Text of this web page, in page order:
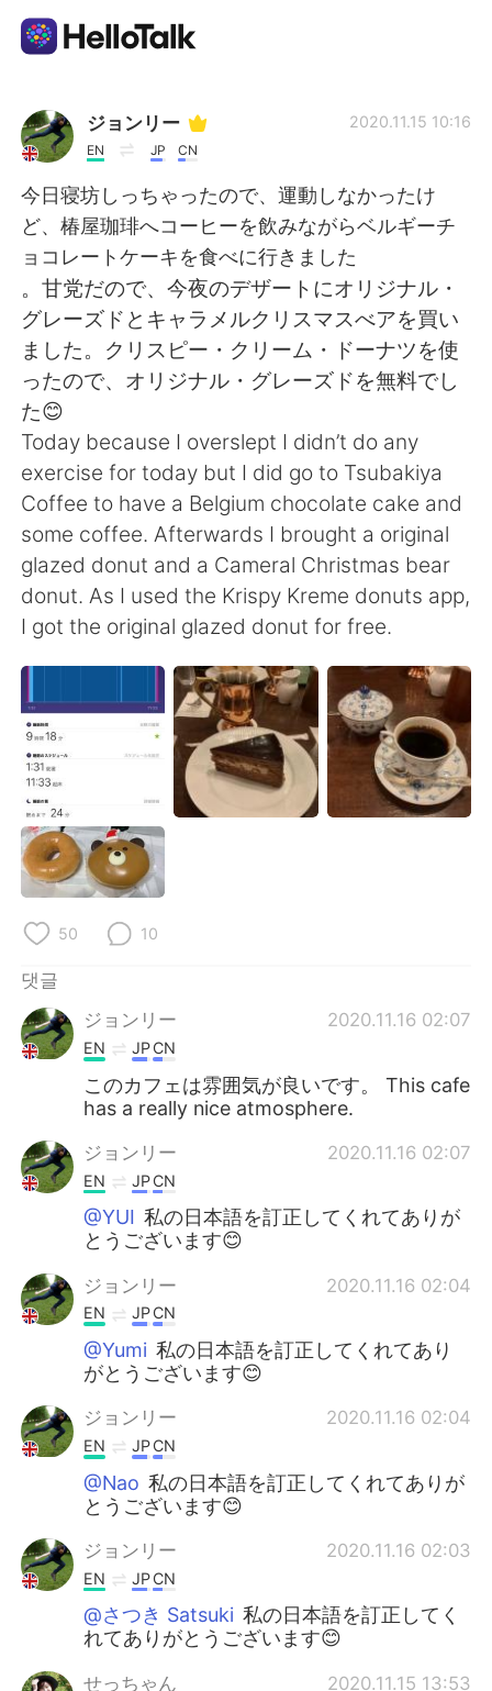
언어 교환 앱
AI Grammar Checker
한국어
English 简体中文
繁體中文 Español
العربية Français
Deutsch 日本語
Русский ไทย
Indonesia Italiano
Türkçe Tiếng Việt
Português
ジョンリー
EN JP CN
2020.11.15 10:16
今日寝坊しっちゃったので、運動しなかったけ
ど、椿屋珈琲へコーヒーを飲みながらベルギーチ
ョコレートケーキを食べに行きました
。甘党だので、今夜のデザートにオリジナル・
グレーズドとキャラメルクリスマスべアを買い
ました。クリスピー・クリーム・ドーナツを使
ったので、オリジナル・グレーズドを無料でし
た😊
Today because I overslept I didn’t do any
exercise for today but I did go to Tsubakiya
Coffee to have a Belgium chocolate cake and
some coffee. Afterwards I brought a original
glazed donut and a Cameral Christmas bear
donut. As I used the Krispy Kreme donuts app,
I got the original glazed donut for free.
50 10
댓글
ジョンリー
2020.11.16 02:07
EN JPCN
このカフェは雰囲気が良いです。 This cafe
has a really nice atmosphere.
ジョンリー 2020.11.16 02:07
EN JPCN
@YUI 私の日本語を訂正してくれてありが
とうございます😊
ジョンリー 2020.11.16 02:04
EN JPCN
@Yumi 私の日本語を訂正してくれてあり
がとうございます😊
ジョンリー 2020.11.16 02:04
EN JPCN
@Nao 私の日本語を訂正してくれてありが
とうございます😊
ジョンリー 2020.11.16 02:03
EN JPCN
@さつき Satsuki 私の日本語を訂正してく
れてありがとうございます😊
せっちゃん 2020.11.15 13:53